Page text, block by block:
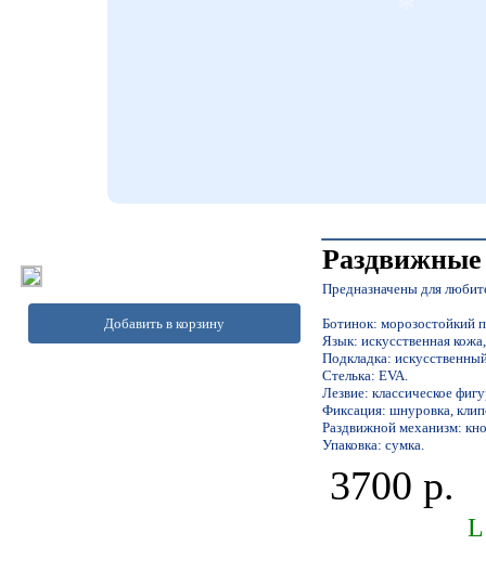
Добавить в корзину
Предназначены для
Ботинок: морозостойкий
Язык: искусственная
Подкладка:
Стелька: EVA.
Лезвие: классическое
Фиксация: шнуровка,
Раздвижной механизм:
Упаковка: сумка.
3700 р.
L